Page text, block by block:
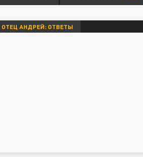
ОТЕЦ АНДРЕЙ: ОТВЕТЫ